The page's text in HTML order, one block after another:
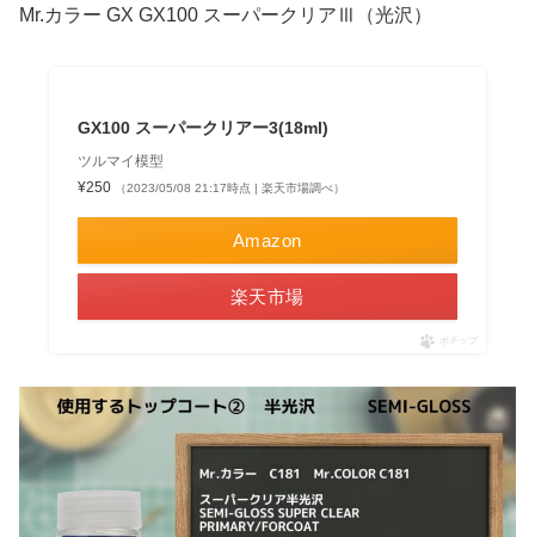
Mr.カラー GX GX100 スーパークリアⅢ（光沢）
GX100 スーパークリアー3(18ml)
ツルマイ模型
¥250
（2023/05/08 21:17時点 | 楽天市場調べ）
Amazon
楽天市場
ポチップ